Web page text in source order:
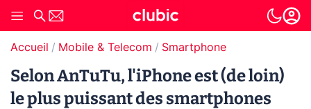
Accueil Mobile & Telecom Smartphone
Selon AnTuTu, l'iPhone est (de loin)
le plus puissant des smartphones